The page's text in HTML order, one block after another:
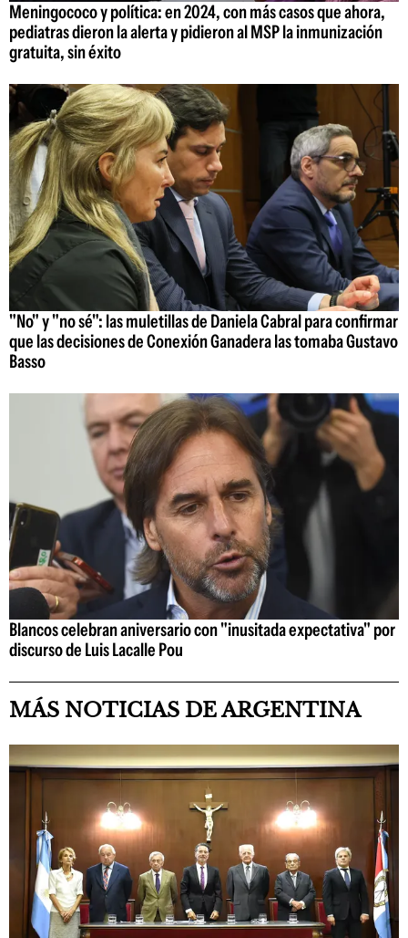
Meningococo y política: en 2024, con más casos que ahora,
pediatras dieron la alerta y pidieron al MSP la inmunización
gratuita, sin éxito
"No" y "no sé": las muletillas de Daniela Cabral para confirmar
que las decisiones de Conexión Ganadera las tomaba Gustavo
Basso
Blancos celebran aniversario con "inusitada expectativa" por
discurso de Luis Lacalle Pou
MÁS NOTICIAS DE ARGENTINA